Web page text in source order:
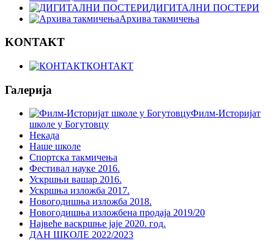
ДИГИТАЛНИ ПОСТЕРИ
Архива такмичења
KONTAKT
КОНТАКТ
Галерија
Филм-Историјат
школе у Богутовцу
Некада
Наше школе
Спортска такмичења
Фестивал науке 2016.
Ускршњи вашар 2016.
Ускршња изложба 2017.
Новогодишња изложба 2018.
Новогодишња изложбена продаја 2019/20
Највеће васкршње јаје 2020. год.
ДАН ШКОЛЕ 2022/2023